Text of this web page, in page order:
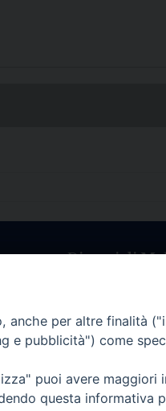
Diocesi di
anche per altre finalità
e pubblicità") come
puoi avere maggiori
questa informativa